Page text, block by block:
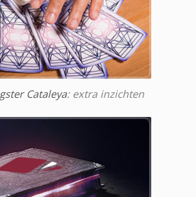
Cataleya: extra inzichten